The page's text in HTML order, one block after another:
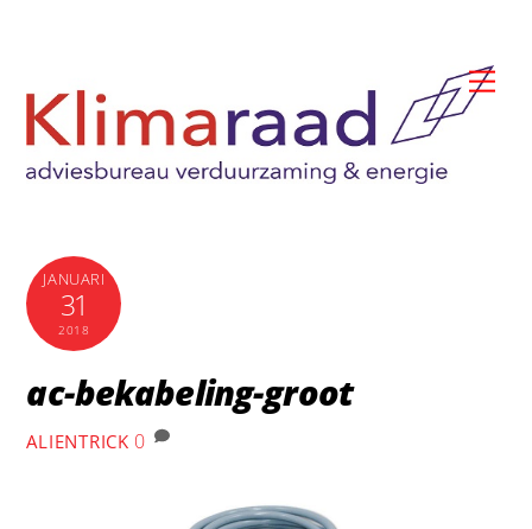
content
JANUARI
31
2018
ac-bekabeling-groot
ALIENTRICK 0